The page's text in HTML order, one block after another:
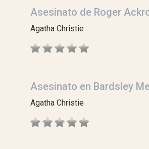
Asesinato de Roger
Agatha Christie
Asesinato en Bardsley
Agatha Christie